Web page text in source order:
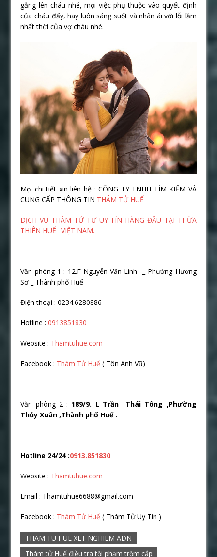
gắng lên cháu nhé, mọi việc phụ thuộc vào quyết định
của cháu đấy, hãy luôn sáng suốt và nhân ái với lỗi lầm
nhất thời của vợ cháu nhé.
Mọi chi tiết xin liên hệ : CÔNG TY TNHH TÌM KIẾM VÀ
CUNG CẤP THÔNG TIN THÁM TỬ HUẾ
DỊCH VỤ THÁM TỬ TƯ UY TÍN HÀNG ĐẦU TẠI THỪA
THIÊN HUẾ _VIỆT NAM.
Văn phòng 1 : 12.F Nguyễn Văn Linh _ Phường Hương
Sơ _ Thành phố Huế
Điện thoại : 0234.6280886
Hotline : 0913851830
Website : Thamtuhue.com
Facebook : Thám Tử Huế ( Tôn Anh Vũ)
Văn phòng 2 : 189/9. L Trần Thái Tông ,Phường
Thủy Xuân ,Thành phố Huế .
Hotline 24/24 :0913.851830
Website : Thamtuhue.com
Email : Thamtuhue6688@gmail.com
Facebook : Thám Tử Huế ( Thám Tử Uy Tín )
THAM TU HUE XET NGHIEM ADN
Thám tử Huế điều tra tội phạm trộm cắp